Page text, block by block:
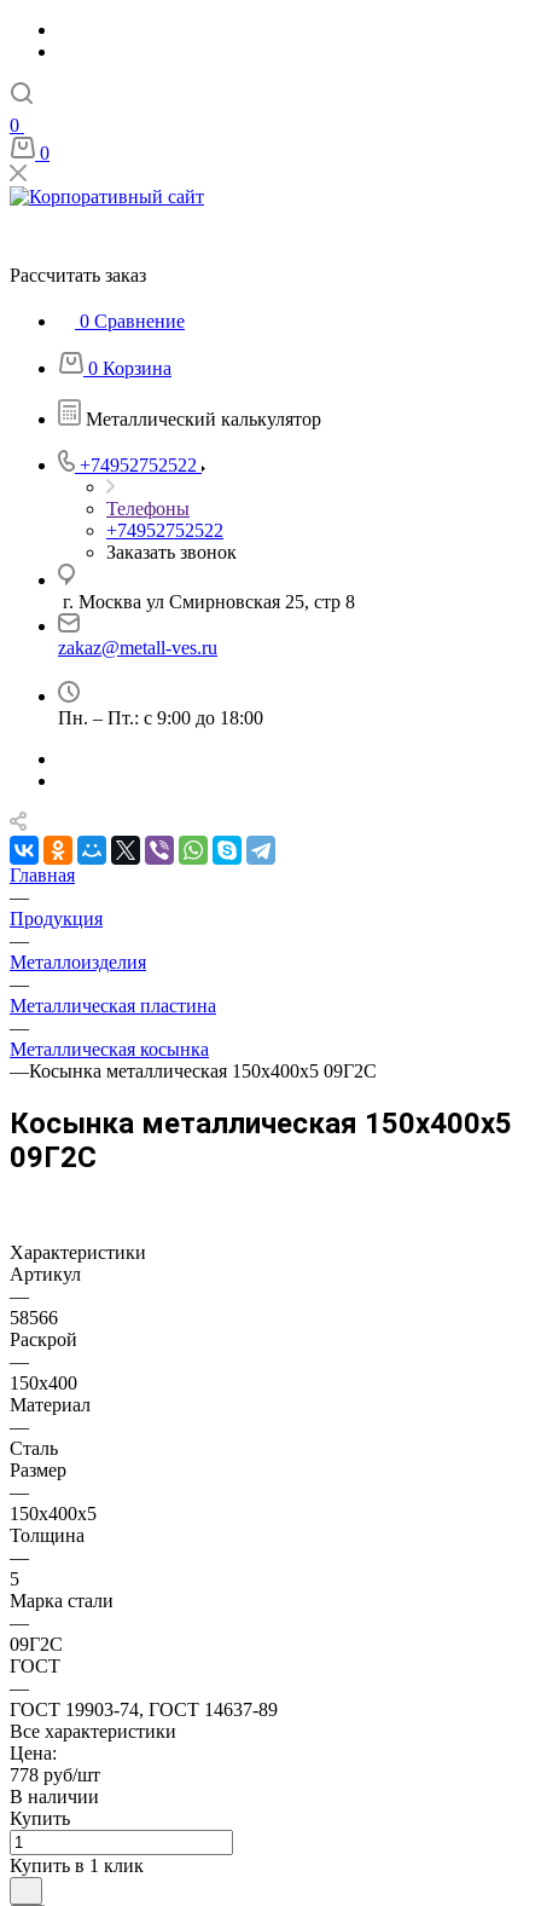
0
0
Рассчитать заказ
0 Сравнение
0 Корзина
Металлический калькулятор
+74952752522
Телефоны
+74952752522
Заказать звонок
г. Москва ул Смирновская 25, стр 8
zakaz@metall-ves.ru
Пн. – Пт.: с 9:00 до 18:00
Главная
—
Продукция
—
Металлоизделия
—
Металлическая пластина
—
Металлическая косынка
—Косынка металлическая 150х400х5 09Г2С
Косынка металлическая 150х400х5
09Г2С
Характеристики
Артикул
—
58566
Раскрой
—
150х400
Материал
—
Сталь
Размер
—
150х400х5
Толщина
—
5
Марка стали
—
09Г2С
ГОСТ
—
ГОСТ 19903-74, ГОСТ 14637-89
Все характеристики
Цена:
778 руб/шт
В наличии
Купить
Купить в 1 клик